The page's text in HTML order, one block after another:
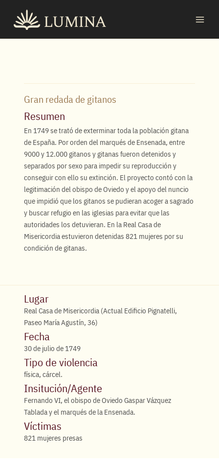
contenido
Gran redada de gitanos
Resumen
En 1749 se trató de exterminar toda la población gitana
de España. Por orden del marqués de Ensenada, entre
9000 y 12.000 gitanos y gitanas fueron detenidos y
separados por sexo para impedir su reproducción y
conseguir con ello su extinción. El proyecto contó con la
legitimación del obispo de Oviedo y el apoyo del nuncio
que impidió que los gitanos se pudieran acoger a sagrado
y buscar refugio en las iglesias para evitar que las
autoridades los detuvieran. En la Real Casa de
Misericordia estuvieron detenidas 821 mujeres por su
condición de gitanas.
Lugar
Real Casa de Misericordia (Actual Edificio Pignatelli,
Paseo María Agustín, 36)
Fecha
30 de julio de 1749
Tipo de violencia
física, cárcel.
Insitución/Agente
Fernando VI, el obispo de Oviedo Gaspar Vázquez
Tablada y el marqués de la Ensenada.
Víctimas
821 mujeres presas